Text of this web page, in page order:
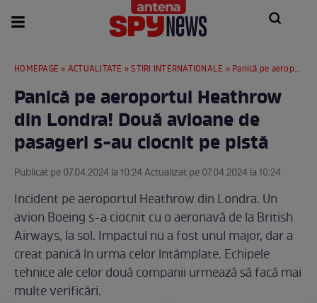
HOMEPAGE » ACTUALITATE »STIRI INTERNATIONALE » Panică pe aeroportul Heathrow din Londra! Două avioane de pasageri s-au ciocnit pe pistă
Panică pe aeroportul Heathrow
din Londra! Două avioane de
pasageri s-au ciocnit pe pistă
Publicat pe 07.04.2024 la 10:24 Actualizat pe 07.04.2024 la 10:24
Incident pe aeroportul Heathrow din Londra. Un
avion Boeing s-a ciocnit cu o aeronavă de la British
Airways, la sol. Impactul nu a fost unul major, dar a
creat panică în urma celor întâmplate. Echipele
tehnice ale celor două companii urmează să facă mai
multe verificări.